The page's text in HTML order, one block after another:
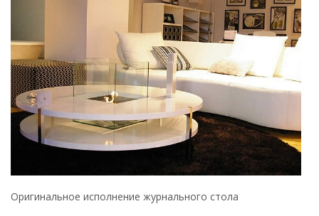
Оригинальное исполнение журнального стола